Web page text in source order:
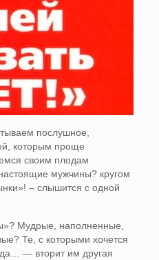
послушное,
которым проще
своим плодам
мужчины? кругом
– слышится с одной
Мудрые, наполненные,
Те, с которыми хочется
— вторит им другая